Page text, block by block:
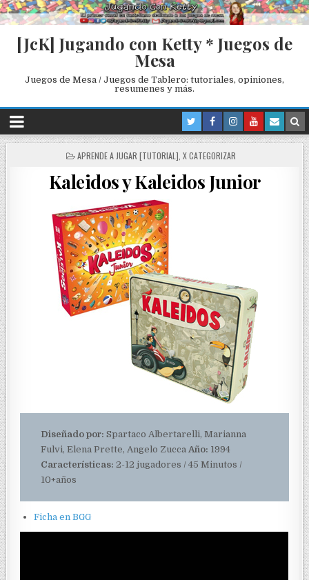
[JcK] Jugando con Ketty * Juegos de
Mesa
Juegos de Mesa / Juegos de Tablero: tutoriales, opiniones,
resumenes y más.
P
S
T
D
I
N
APRENDE A JUGAR [TUTORIAL] X CATEGORIZAR
Kaleidos y Kaleidos Junior
Diseñado por:Spartaco Albertarelli, Marianna
Fulvi, Elena Prette, Angelo Zucca Año: 1994
Características: 2-12 jugadores / 45 Minutos /
10+años
Ficha en BGG